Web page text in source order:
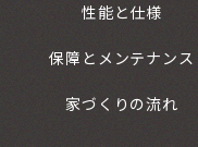
性能と仕様
保障とメンテナンス
家づくりの流れ